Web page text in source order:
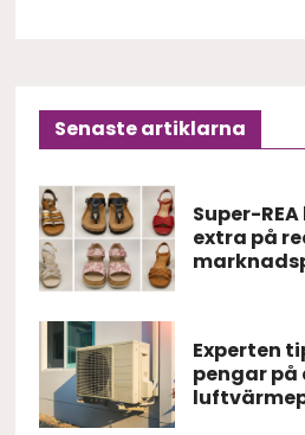
Senaste artiklarna
Super-
extra på
Experten
pengar på